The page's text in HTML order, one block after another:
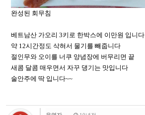
완성된 회무침
베트남산 가오리 3키로 한박스에 이만원 입니다
약 12시간정도 삭혀서 물기를 빼줍니다
절인무와 오이를 너쿠 양념장에 버무리면 끝
새콤 달콤 매우면서 자꾸 댕기는 맛입니다
술안주에 딱 입니다~~